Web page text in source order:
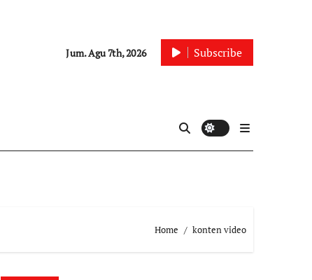
Jum. Agu 7th, 2026 Subscribe
Home konten video